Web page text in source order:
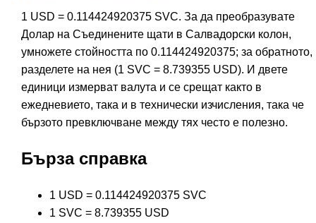
1 USD = 0.114424920375 SVC. За да преобразувате
Долар на Съединените щати в Салвадорски колон,
умножете стойността по 0.114424920375; за обратното,
разделете на нея (1 SVC = 8.739355 USD). И двете
единици измерват валута и се срещат както в
ежедневието, така и в технически изчисления, така че
бързото превключване между тях често е полезно.
Бърза справка
1 USD = 0.114424920375 SVC
1 SVC = 8.739355 USD